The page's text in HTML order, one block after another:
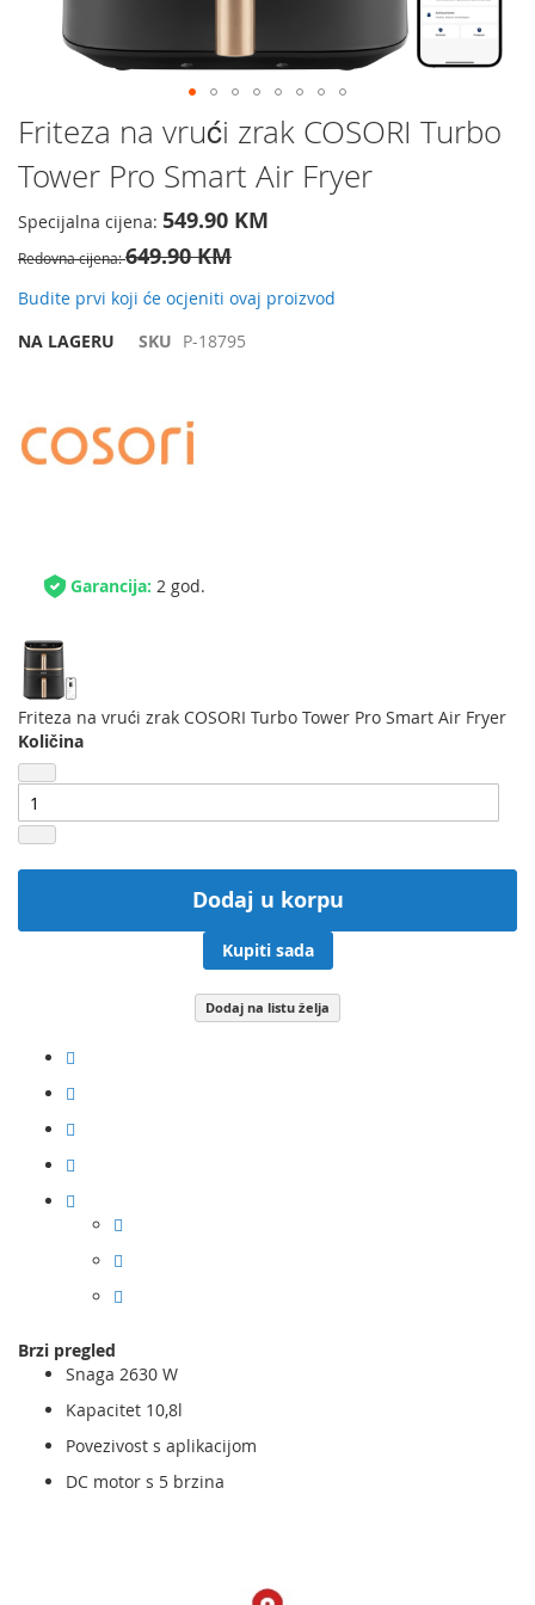
Preskočite
na
početak
galerije
slika
Friteza na vrući zrak COSORI Turbo
Tower Pro Smart Air Fryer
Specijalna cijena 549.90 KM
Redovna cijena 649.90 KM
Budite prvi koji će ocjeniti ovaj proizvod
NA LAGERU
SKU P-18795
Garancija: 2 god.
Friteza na vrući zrak COSORI Turbo Tower Pro Smart Air Fryer
Količina
Dodaj u korpu
Kupiti sada
Dodaj na listu želja
Brzi pregled
Snaga 2630 W
Kapacitet 10,8l
Povezivost s aplikacijom
DC motor s 5 brzina